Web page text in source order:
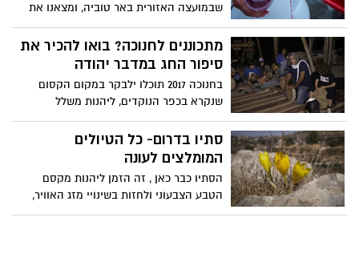
שבמועצה האזורית באר טוביה, ומצאנו את
הסיבה לצאת מהשגרה וליהנות מטעמו
המשובח של היין. מה תמצאו שם? מרכז
מבקרים מפנק , עם חלון זכוכית שמשקיף על
בפרסים , הרצאה מרתקת וטעימות מפנקות .
מתכוננים לחנוכה? בואו להכיר את
סיפור החג במדבר יהודה
בחנוכה 2017 תוכלו ילבקר במקום הקסום
שנקרא בכפר הנוקדים, ליהנות משלל
פעילויות מיוחדות לחג ולצאת למסע משפחות
העוסק בקשר שבין מדבר יהודה וסיפור
החנוכה
סתיו בדרום- כל הטיולים
המומלצים לעונה
הסתיו כבר כאן , זה הזמן ליהנות מקסם
הטבע הצבעוני ולחזות בשינויי מזג האוויר,
לפניכם מספר מקומות מומלצים לבילויי